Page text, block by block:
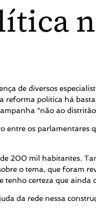
de diversos
reforma política há
“não ao
entre os parlamentares
200 mil habitantes.
o tema, que foram
tenho certeza que
da rede nessa